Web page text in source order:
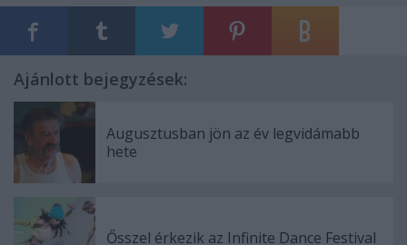
Ajánlott bejegyzések:
Augusztusban jön az év legvidámabb
hete
Ősszel érkezik az Infinite Dance Festival